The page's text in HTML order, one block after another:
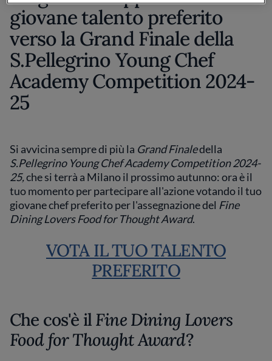
giovane talento preferito
verso la Grand Finale della
S.Pellegrino Young Chef
Academy Competition 2024-
25
Si avvicina sempre di più la Grand Finaledella
S.Pellegrino Young Chef Academy Competition 2024-
25,che si terrà a Milano il prossimo autunno: ora è il
tuo momento per partecipare all'azione votando il tuo
giovane chef preferito per l'assegnazione del Fine
Dining Lovers Food for Thought Award.
VOTA IL TUO TALENTO
PREFERITO
Che cos'è ilFine Dining Lovers
Food for Thought Award?